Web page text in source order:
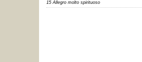
15 Allegro molto spirituoso